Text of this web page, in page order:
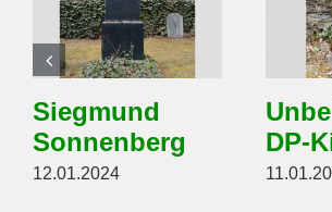
Siegmund
Sonnenberg
12.01.2024
DP-